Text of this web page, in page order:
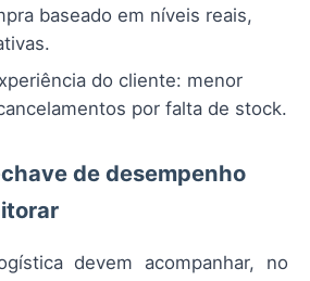
baseado em níveis reais,
do cliente: menor
por falta de stock.
de desempenho
devem acompanhar, no